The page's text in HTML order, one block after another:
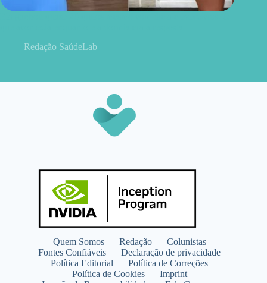
Redação SaúdeLab
Quem Somos Redação
Colunistas
Fontes Confiáveis
Declaração de privacidade
Política Editorial
Política de Correções
Política de Cookies
Imprint